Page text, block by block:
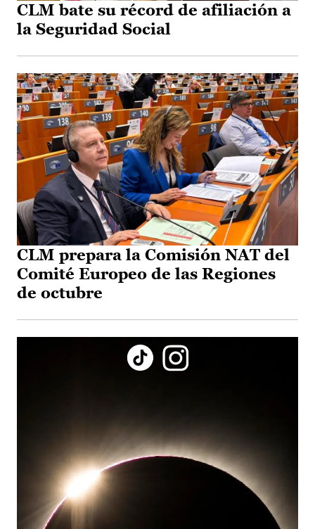
CLM bate su récord de afiliación a
la Seguridad Social
CLM prepara la Comisión NAT del
Comité Europeo de las Regiones
de octubre